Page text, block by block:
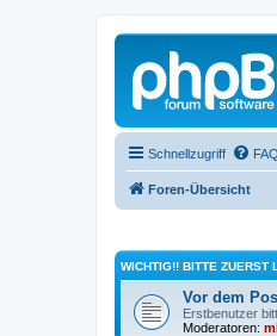
Schnellzugriff FAQ
Foren-Übersicht
WICHTIG!! BITTE ZUERST
Vor dem
Erstbenutzer
Moderatoren: